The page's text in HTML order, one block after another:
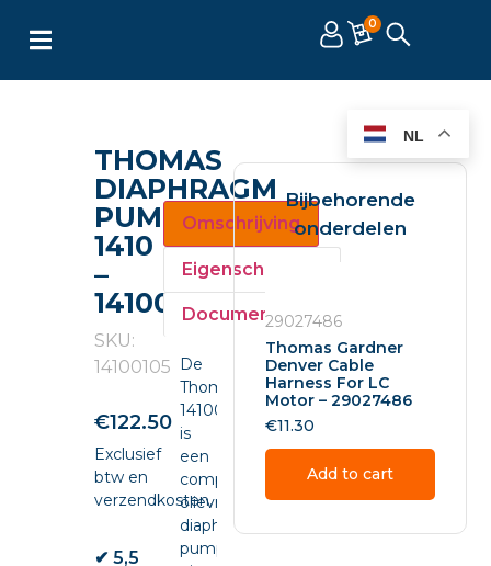
0
THOMAS
DIAPHRAGM
PUMP
1410
–
14100105
SKU:
14100105
€122.50
Exclusief
btw en
verzendkosten.
✔ 5,5
Omschrijving
Eigenschappen
Documenten
De
Thomas
14100105
is
een
compacte
olievrije
diaphragm
pump
Bijbehorende
onderdelen
29027486
Thomas Gardner
Denver Cable
Harness For LC
Motor – 29027486
€11.30
Add to cart
NL